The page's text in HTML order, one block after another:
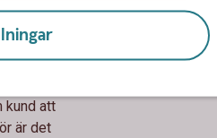
eller
kund att
är det